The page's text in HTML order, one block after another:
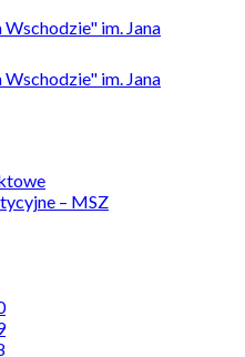
– MSZ